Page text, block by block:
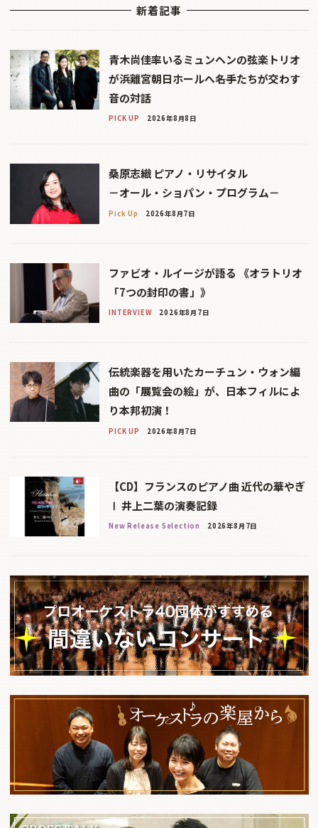
新着記事
青木尚佳率いるミュンヘンの弦楽トリオ
が浜離宮朝日ホールへ――名手たちが交わす
音の対話
PICK UP 2026年8月8日
桑原志織 ピアノ・リサイタル
－オール・ショパン・プログラム－
Pick Up 2026年8月7日
ファビオ・ルイージが語る 《オラトリオ
「7つの封印の書」》
INTERVIEW 2026年8月7日
伝統楽器を用いたカーチュン・ウォン編
曲の「展覧会の絵」が、日本フィルによ
り本邦初演！
PICK UP 2026年8月7日
【CD】フランスのピアノ曲 近代の華やぎ
Ⅰ 井上二葉の演奏記録
New Release Selection 2026年8月7日